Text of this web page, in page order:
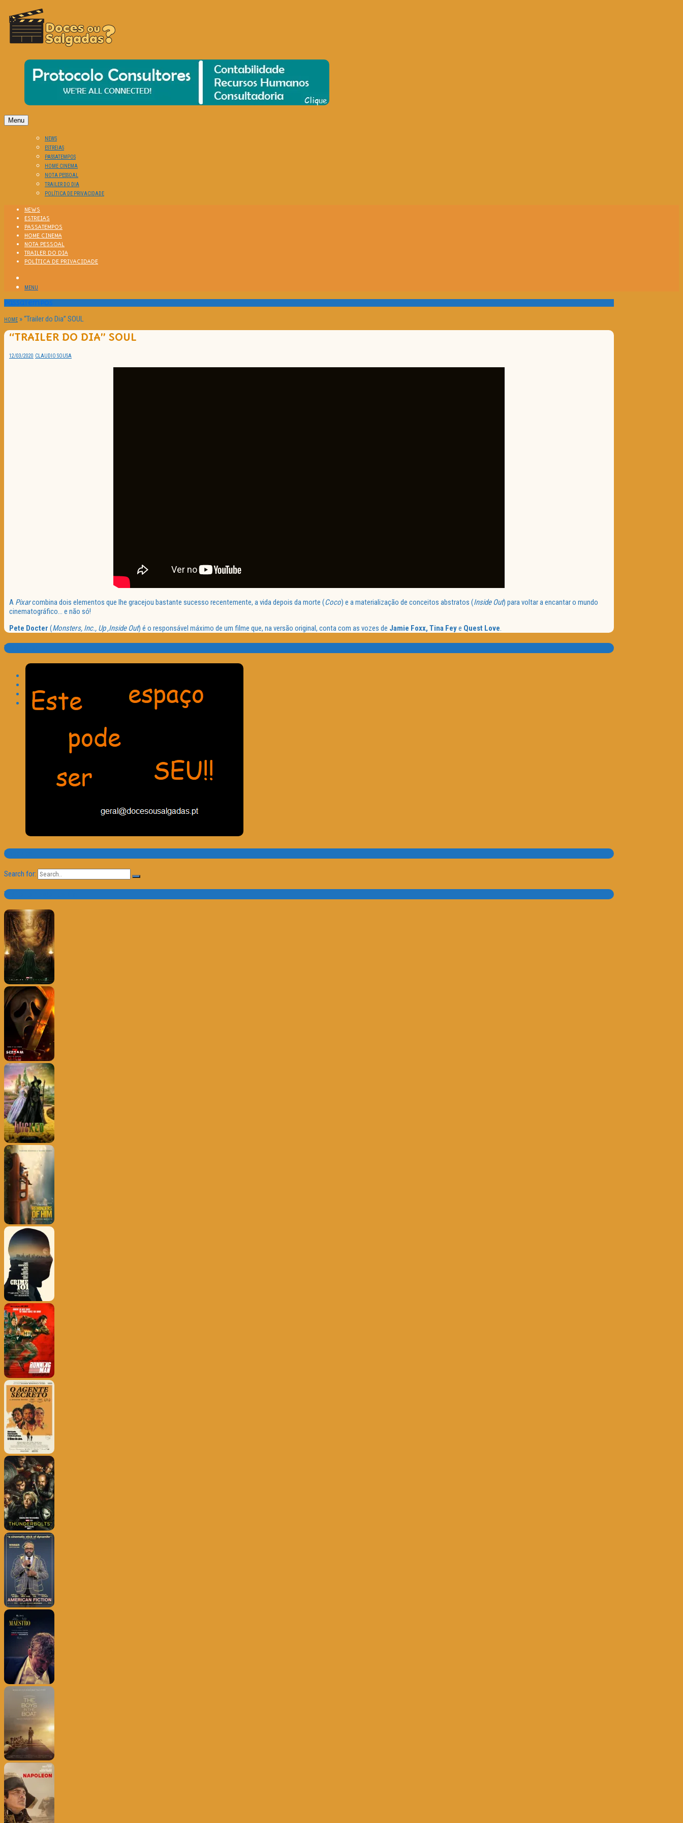
DOCES OU SALGADAS?
O Cinema? Uma Paixão!!
Menu
NEWS
ESTREIAS
PASSATEMPOS
HOME CINEMA
NOTA PESSOAL
TRAILER DO DIA
POLÍTICA DE PRIVACIDADE
NEWS
ESTREIAS
PASSATEMPOS
HOME CINEMA
NOTA PESSOAL
TRAILER DO DIA
POLÍTICA DE PRIVACIDADE
MENU
Passatempos
HOME »“Trailer do Dia” SOUL
“TRAILER DO DIA” SOUL
12/03/2020 CLAUDIO SOUSA
A Pixarcombina dois elementos que lhe gracejou bastante sucesso recentemente, a vida depois da morte (Coco) e a materialização de conceitos abstratos (Inside Out) para voltar a encantar o mundo
cinematográfico… e não só!
Pete Docter (Monsters, Inc., Up ,Inside Out) é o responsável máximo de um filme que, na versão original, conta com as vozes de Jamie Foxx, Tina Feye Quest Love.
Translate:
Pesquisa
Search for:
Trailer e Poster do Dia